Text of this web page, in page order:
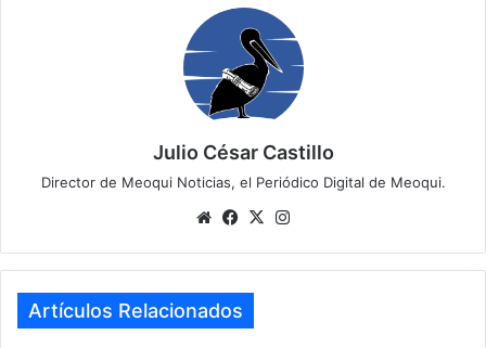
Julio César Castillo
Director de Meoqui Noticias, el Periódico Digital de Meoqui.
WebsiteFacebook
X
Artículos Relacionados